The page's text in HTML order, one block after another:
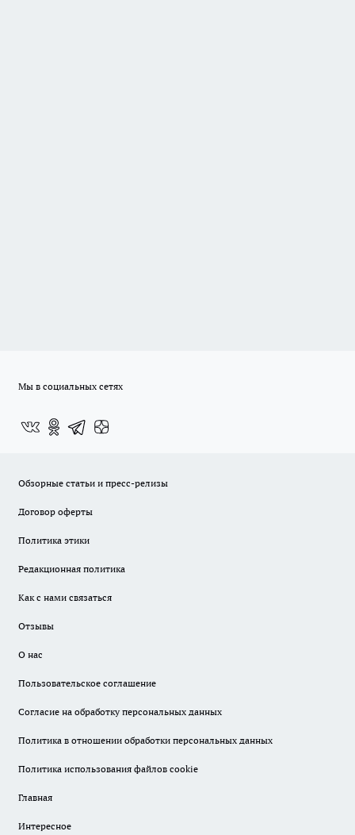
Мы в социальных сетях
Обзорные статьи и пресс-релизы
Договор оферты
Политика этики
Редакционная политика
Как с нами связаться
Отзывы
О нас
Пользовательское соглашение
Согласие на обработку персональных данных
Политика в отношении обработки персональных данных
Политика использования файлов cookie
Главная
Интересное